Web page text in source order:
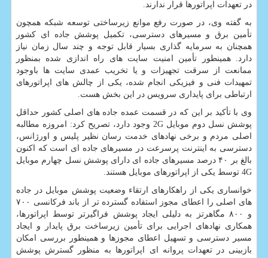
در تعهدات اپراتورها قرار ندارند.
به گفته وی، در صورت رفع موانع زیرساختی توسعه شبکه همچون
تأمین برق و مسیرهای دسترسی، تکمیل پوشش جاده ای کشور
همچنان به سرمایه گذاری بسیار قابل توجه و چند سال زمان نیاز
دارد. همینطور تأمین امنیت سایت های راه اندازی شده بمنظور
ممانعت از سرقت تجهیزات و یا تخریب عمدی سایت ها باوجود
تمهیدات فنی و فیزیکی انجام شده، یکی از چالش های اپراتورهای
ارتباطی برای پایداری سرویس در این بخش هست.
وی با تأکید بر این که در قسمت عمده جاده های اصلی کشور حداقل
پوشش نسل دوم موبایل 2G وجود دارد، تصریح کرد: امروزه مطالبه
اصلی مردم و برخی نهادهای خدمت رسان نظیر پلیس و اورژانس،
دسترسی به اینترنت پرسرعت در مسیرهای جاده ای است که اکنون
بالغ بر ۴۰ درصد مسیرهای جاده ای دارای پوشش نسل چهارم موبایل
4G توسط یکی از اپراتورهای موبایل هستند.
خوانساری یکی از راهکارهای ارتقاء وضعیت پوشش موبایل در جاده
های اصلی را اعطای مجوز استفاده گسترده تر از باند فرکانسی ۷۰۰
و ۸۰۰ مگاهرتز به دلیلی ایجاد پوشش فراگیرتر توسط اپراتورها،
همکاری نهادهای اجرایی برای تأمین زیرساخت برق پایدار و ایجاد
مسیر دسترسی و تسهیل اعطای مجوزها و همینطور بررسی امکان
بازبینی در تعهدات پروانه ای اپراتورها به منظور گسترش پوشش